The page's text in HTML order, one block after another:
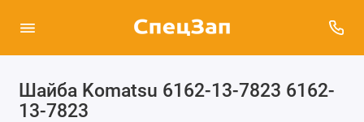
Шайба Komatsu 6162-13-7823 6162-
13-7823